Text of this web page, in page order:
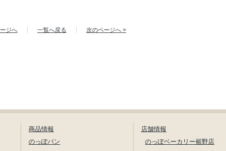
ジへ 一覧へ戻る 次のページへ >
商品情報
のっぽパン
店舗情報
のっぽベーカリー裾野店